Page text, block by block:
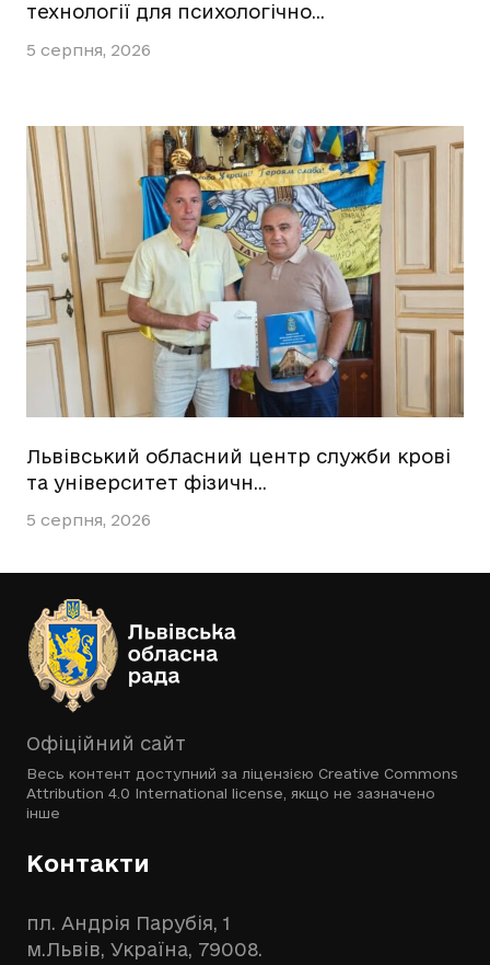
технології для психологічно…
5 серпня, 2026
Львівський обласний центр служби крові
та університет фізичн…
5 серпня, 2026
Офіційний сайт
Весь контент доступний за ліцензією Creative Commons
Attribution 4.0 International license , якщо не зазначено
інше
Контакти
пл. Андрія Парубія, 1
м.Львів, Україна, 79008.